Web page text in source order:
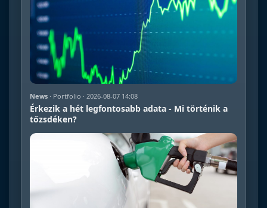
News · Portfolio · 2026-08-07 14:08
Érkezik a hét legfontosabb adata - Mi történik a
tőzsdéken?